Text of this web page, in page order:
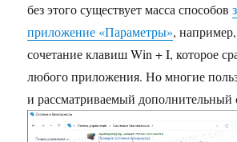
без этого существует масса способов
приложение «Параметры»,
сочетание клавиш Win + I, которое
любого приложения. Но многие
и рассматриваемый дополнительный